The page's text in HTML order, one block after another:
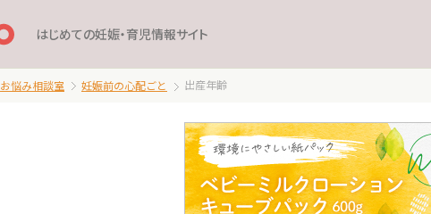
はじめての妊娠・育児情報サイト
お悩み相談室 妊娠前の心配ごと 出産年齢